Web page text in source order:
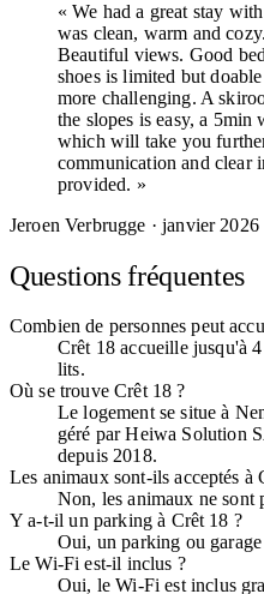
« We had a great stay
was clean, warm and
Beautiful views. Good
shoes is limited but
more challenging. A
the slopes is easy, a
which will take you
communication and clear
provided. »
Jeroen Verbrugge · janvier 2026
Questions fréquentes
Combien de personnes peut
Crêt 18 accueille jusqu'à
lits.
Où se trouve Crêt 18 ?
Le logement se situe à
géré par Heiwa Solution
depuis 2018.
Les animaux sont-ils acceptés à
Non, les animaux ne sont
Y a-t-il un parking à Crêt 18 ?
Oui, un parking ou
Le Wi-Fi est-il inclus ?
Oui, le Wi-Fi est inclus